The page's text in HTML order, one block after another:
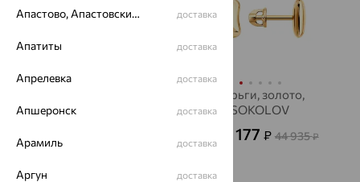
SOKOLOV
Серьги, золото,
SOKOLOV
16 177 ₽ 44 935₽
Апастово, Апастовский район доставка
Апатиты доставка
Апрелевка доставка
Апшеронск доставка
Арамиль доставка
Аргун доставка